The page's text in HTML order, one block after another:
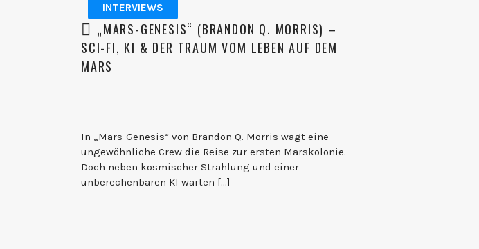
INTERVIEWS
„MARS-GENESIS“ (BRANDON Q. MORRIS) –
SCI-FI, KI & DER TRAUM VOM LEBEN AUF DEM
MARS
In „Mars-Genesis“ von Brandon Q. Morris wagt eine
ungewöhnliche Crew die Reise zur ersten Marskolonie.
Doch neben kosmischer Strahlung und einer
unberechenbaren KI warten […]